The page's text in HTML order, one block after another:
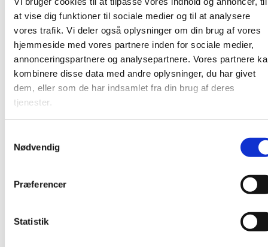
at vise dig funktioner til sociale medier og til at analysere
vores trafik. Vi deler også oplysninger om din brug af vores
hjemmeside med vores partnere inden for sociale medier,
annonceringspartnere og analysepartnere. Vores partnere
kombinere disse data med andre oplysninger, du har givet
dem, eller som de har indsamlet fra din brug af deres
tjenester.
Nødvendig
Præferencer
Statistik